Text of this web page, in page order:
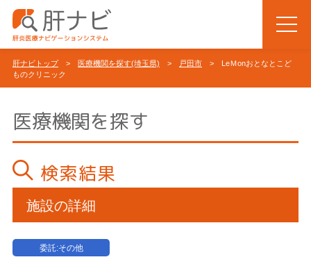
肝ナビトップ> 医療機関を探す(埼玉県) > 戸田市 > LeＭonおとなとこど
ものクリニック
医療機関を探す
検索結果
施設の詳細
委託:その他